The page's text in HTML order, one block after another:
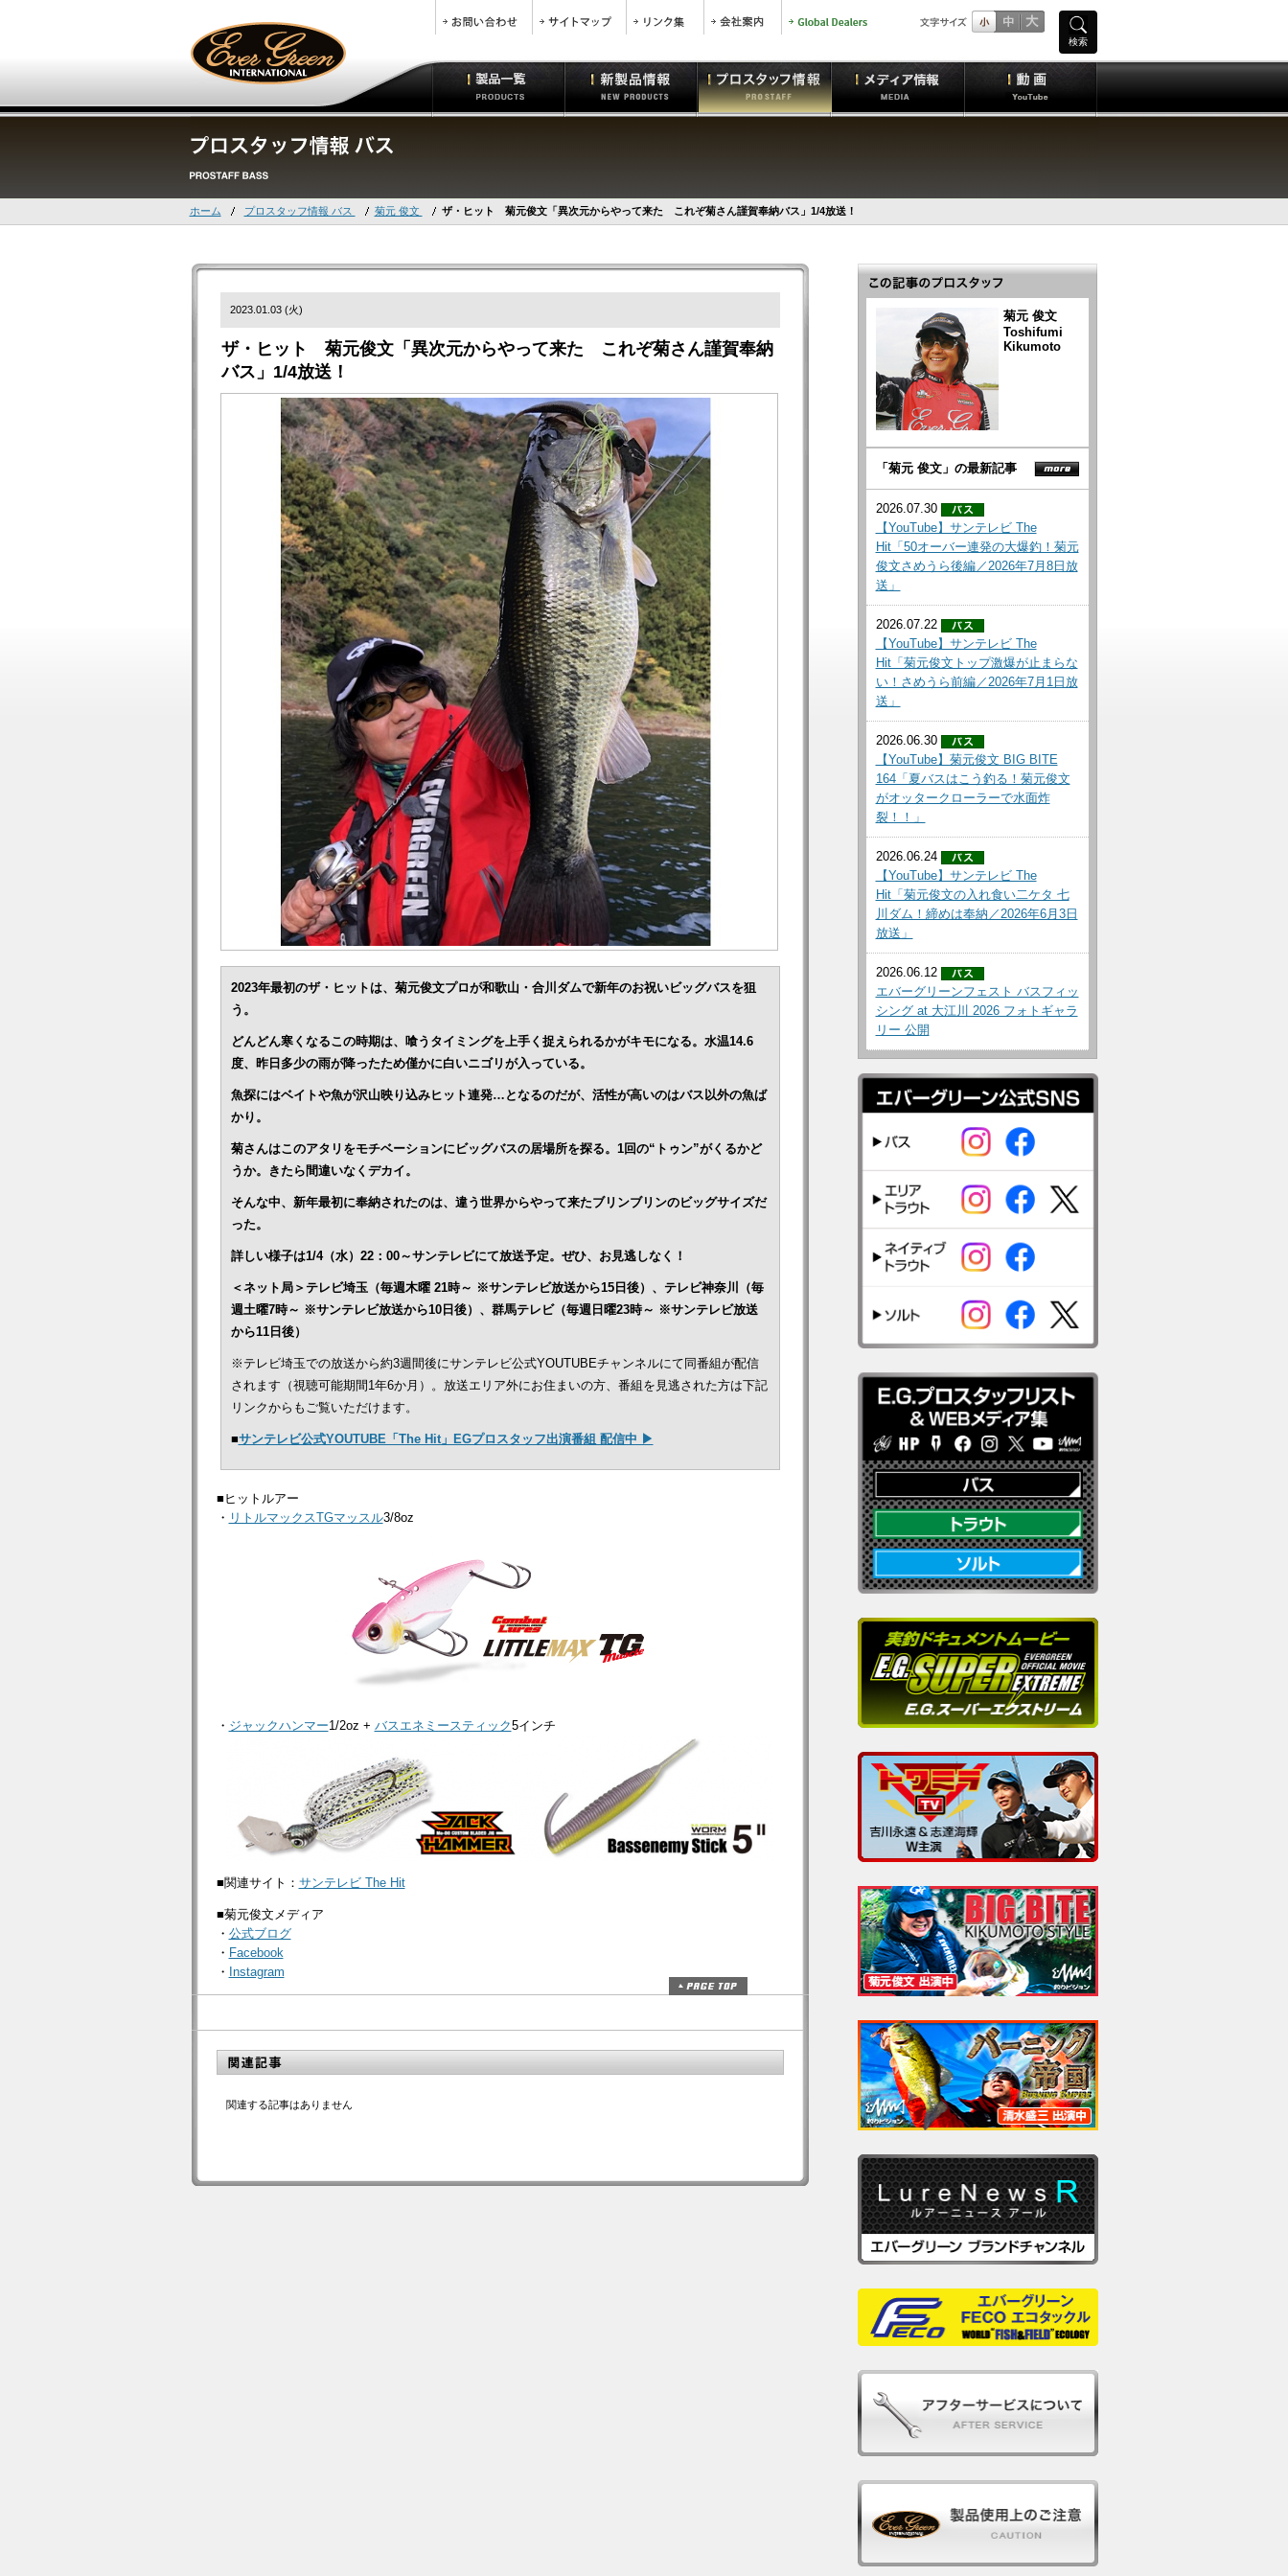
検索
ホーム プロスタッフ情報 バス 菊元 俊文 ザ・ヒット 菊元俊文「異次元からやって来た これぞ菊さん謹賀奉納バス」1/4放送！
2023.01.03 (火)
ザ・ヒット 菊元俊文「異次元からやって来た これぞ菊さん謹賀奉納
バス」1/4放送！
2023年最初のザ・ヒットは、菊元俊文プロが和歌山・合川ダムで新年のお祝いビッグバスを狙
う。
どんどん寒くなるこの時期は、喰うタイミングを上手く捉えられるかがキモになる。水温14.6
度、昨日多少の雨が降ったため僅かに白いニゴリが入っている。
魚探にはベイトや魚が沢山映り込みヒット連発…となるのだが、活性が高いのはバス以外の魚ば
かり。
菊さんはこのアタリをモチベーションにビッグバスの居場所を探る。1回の“トゥン”がくるかど
うか。きたら間違いなくデカイ。
そんな中、新年最初に奉納されたのは、違う世界からやって来たブリンブリンのビッグサイズだ
った。
詳しい様子は1/4（水）22：00～サンテレビにて放送予定。ぜひ、お見逃しなく！
＜ネット局＞テレビ埼玉（毎週木曜 21時～ ※サンテレビ放送から15日後）、テレビ神奈川（毎
週土曜7時～ ※サンテレビ放送から10日後）、群馬テレビ（毎週日曜23時～ ※サンテレビ放送
から11日後）
※テレビ埼玉での放送から約3週間後にサンテレビ公式YOUTUBEチャンネルにて同番組が配信
されます（視聴可能期間1年6か月）。放送エリア外にお住まいの方、番組を見逃された方は下記
リンクからもご覧いただけます。
■サンテレビ公式YOUTUBE「The Hit」EGプロスタッフ出演番組 配信中 ▶
■ヒットルアー
・ リトルマックスTGマッスル3/8oz
・ ジャックハンマー1/2oz + バスエネミースティック5インチ
■関連サイト： サンテレビ The Hit
■菊元俊文メディア
・ 公式ブログ
・ Facebook
・ Instagram
関連する記事はありません
菊元 俊文
Toshifumi
Kikumoto
「菊元 俊文」の最新記事
2026.07.30
【YouTube】サンテレビ The
Hit「50オーバー連発の大爆釣！菊元
俊文さめうら後編／2026年7月8日放
送」
2026.07.22
【YouTube】サンテレビ The
Hit「菊元俊文トップ激爆が止まらな
い！さめうら前編／2026年7月1日放
送」
2026.06.30
【YouTube】菊元俊文 BIG BITE
164「夏バスはこう釣る！菊元俊文
がオッタークローラーで水面炸
裂！！」
2026.06.24
【YouTube】サンテレビ The
Hit「菊元俊文の入れ食い二ケタ 七
川ダム！締めは奉納／2026年6月3日
放送」
2026.06.12
エバーグリーンフェスト バスフィッ
シング at 大江川 2026 フォトギャラ
リー 公開